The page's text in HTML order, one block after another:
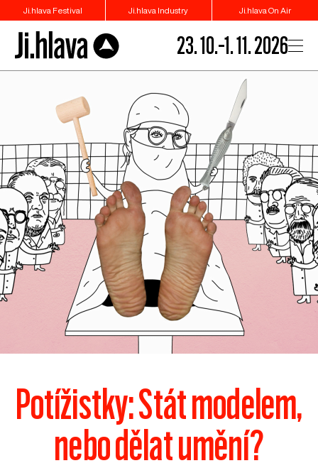
Ji.hlava Festival Ji.hlava Industry Ji.hlava On Air
23. 10.–1. 11. 2026
Potížistky: Stát modelem,
nebo dělat umění?